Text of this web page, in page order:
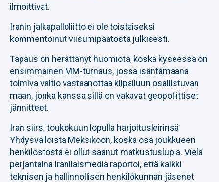
ilmoittivat.
Iranin jalkapalloliitto ei ole toistaiseksi
kommentoinut viisumipäätöstä julkisesti.
Tapaus on herättänyt huomiota, koska kyseessä on
ensimmäinen MM-turnaus, jossa isäntämaana
toimiva valtio vastaanottaa kilpailuun osallistuvan
maan, jonka kanssa sillä on vakavat geopoliittiset
jännitteet.
Iran siirsi toukokuun lopulla harjoitusleirinsä
Yhdysvalloista Meksikoon, koska osa joukkueen
henkilöstöstä ei ollut saanut matkustuslupia. Vielä
perjantaina iranilaismedia raportoi, että kaikki
teknisen ja hallinnollisen henkilökunnan jäsenet